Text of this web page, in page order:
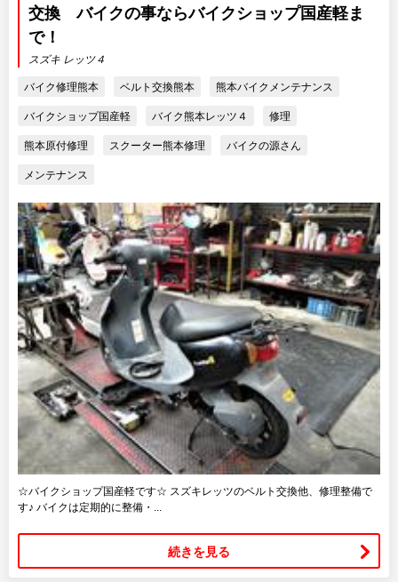
交換 バイクの事ならバイクショップ国産軽ま
で！
スズキ レッツ４
バイク修理熊本 ベルト交換熊本 熊本バイクメンテナンス
バイクショップ国産軽 バイク熊本レッツ４ 修理
熊本原付修理 スクーター熊本修理 バイクの源さん
メンテナンス
☆バイクショップ国産軽です☆ スズキレッツのベルト交換他、修理整備で
す♪ バイクは定期的に整備・...
続きを見る